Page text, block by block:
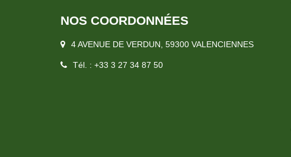
NOS COORDONNÉES
4 AVENUE DE VERDUN, 59300 VALENCIENNES
Tél. : +33 3 27 34 87 50